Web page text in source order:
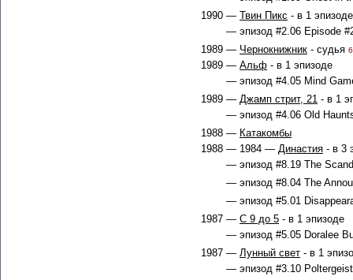
1990 — Твин Пикс - в 1 эпизоде
— эпизод #2.06 Episode
1989 — Чернокнижник - судья
1989 — Альф - в 1 эпизоде
— эпизод #4.05 Mind
1989 — Джамп стрит, 21 - в 1
— эпизод #4.06 Old
1988 — Катакомбы
1988 — 1984 — Династия - в 3
— эпизод #8.19 The
— эпизод #8.04 The
— эпизод #5.01
1987 — С 9 до 5 - в 1 эпизоде
— эпизод #5.05 Doralee
1987 — Лунный свет - в 1
— эпизод #3.10